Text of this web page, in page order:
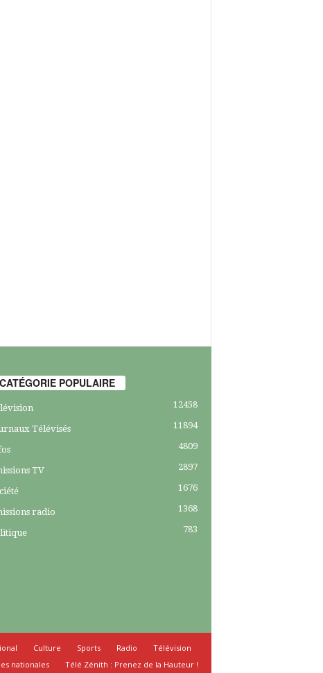
CATÉGORIE POPULAIRE
12458
Télévisés 11894
4809
TV 2897
1676
radio 1368
783
Culture Sports Radio
Télévision
nationales Télé Zénith : Prenez de la Hauteur !